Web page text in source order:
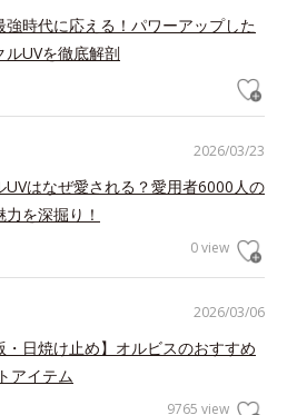
強時代に応える！パワーアップした
ルUVを徹底解剖
2026/03/23
UVはなぜ愛される？愛用者6000人の
を深掘り！
0 view
2026/03/06
・日焼け止め】オルビスのおすすめ
アイテム
9765 view